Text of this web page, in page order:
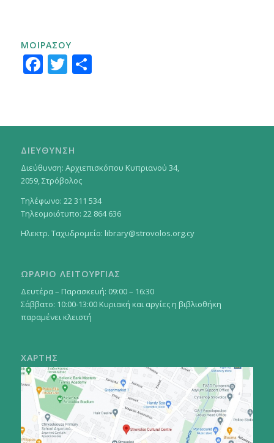
ΜΟΙΡΑΣΟΥ
Facebook
Twitter
Μοιραστείτε
ΔΙΕΥΘΥΝΣΗ
Διεύθυνση: Αρχιεπισκόπου Κυπριανού 34,
2059, Στρόβολος
Τηλέφωνο: 22 311 534
Τηλεομοιότυπο: 22 864 636
Ηλεκτρ. Ταχυδρομείο: library@strovolos.org.cy
ΩΡΑΡΙΟ ΛΕΙΤΟΥΡΓΙΑΣ
Δευτέρα – Παρασκευή: 09:00 – 16:30
Σάββατο: 10:00-13:00 Κυριακή και αργίες η βιβλιοθήκη
παραμένει κλειστή
ΧΑΡΤΗΣ